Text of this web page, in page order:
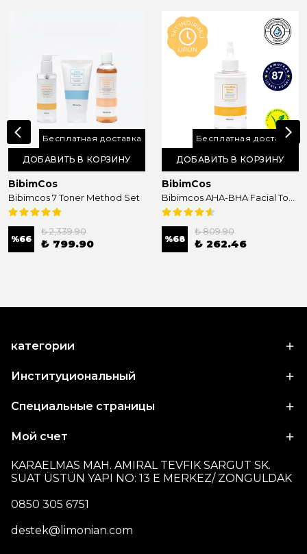
Бесплатная доставка
ДОБАВИТЬ В КОРЗИНУ
BibimCos
Bibimcos 7 Toner Method Set
%66
₺ 2,339.90
₺ 799.90
Бесплатная доставка
ДОБАВИТЬ В КОРЗИНУ
BibimCos
%68
₺ 809.90
₺ 262.46
категории
Институциональный
Специальные страницы
Мой счет
KARAELMAS MAH. AMIRAL TEVFIK SARGUT SK.
SUAT ÜSTÜN YAPI NO: 13 E MERKEZ/ ZONGULDAK
0850 305 6751
destek@limonian.com